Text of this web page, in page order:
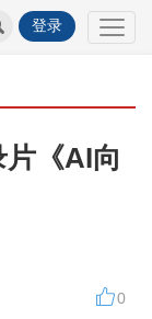
登录
《AI向
0